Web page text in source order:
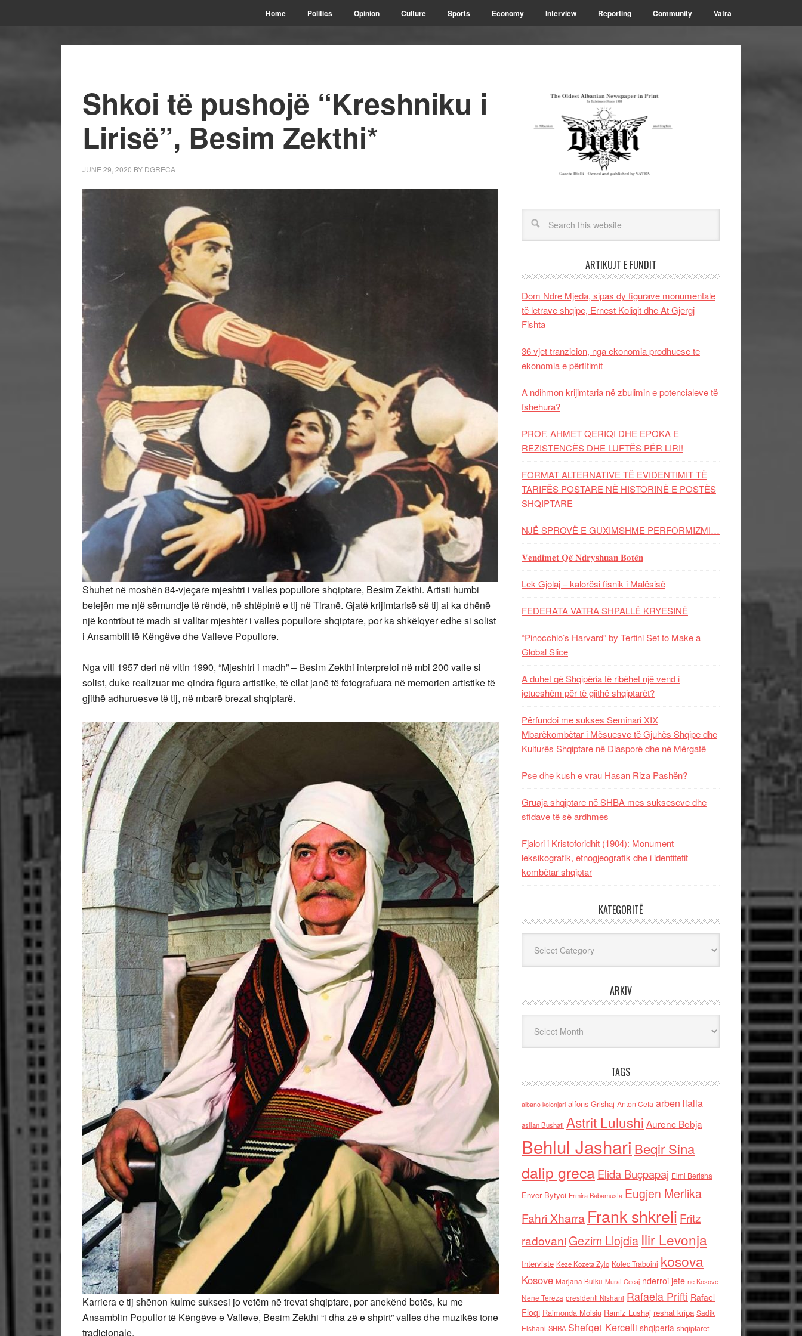
Home Politics Opinion Culture Sports Economy Interview Reporting Community Vatra
Shkoi të pushojë “Kreshniku i
Lirisë”, Besim Zekthi*
JUNE 29, 2020 BY DGRECA
Shuhet në moshën 84-vjeçare mjeshtri i valles popullore shqiptare, Besim Zekthi. Artisti humbi
betejën me një sëmundje të rëndë, në shtëpinë e tij në Tiranë. Gjatë krijimtarisë së tij ai ka dhënë
një kontribut të madh si valltar mjeshtër i valles popullore shqiptare, por ka shkëlqyer edhe si solist
i Ansamblit të Këngëve dhe Valleve Popullore.
Nga viti 1957 deri në vitin 1990, “Mjeshtri i madh” – Besim Zekthi interpretoi në mbi 200 valle si
solist, duke realizuar me qindra figura artistike, të cilat janë të fotografuara në memorien artistike të
gjithë adhuruesve të tij, në mbarë brezat shqiptarë.
Karriera e tij shënon kulme suksesi jo vetëm në trevat shqiptare, por anekënd botës, ku me
Ansamblin Popullor të Këngëve e Valleve, Besim Zekthi “i dha zë e shpirt” valles dhe muzikës tone
tradicionale.
ARTIKUJT E FUNDIT
Dom Ndre Mjeda, sipas dy figurave monumentale
të letrave shqipe, Ernest Koliqit dhe At Gjergj
Fishta
36 vjet tranzicion, nga ekonomia prodhuese te
ekonomia e përfitimit
A ndihmon krijimtaria në zbulimin e potencialeve të
fshehura?
PROF. AHMET QERIQI DHE EPOKA E
REZISTENCЁS DHE LUFTЁS PЁR LIRI!
FORMAT ALTERNATIVE TË EVIDENTIMIT TË
TARIFËS POSTARE NË HISTORINË E POSTËS
SHQIPTARE
NJË SPROVË E GUXIMSHME PERFORMIZMI…
𝐕𝐞𝐧𝐝𝐢𝐦𝐞𝐭 𝐐𝐞̈ 𝐍𝐝𝐫𝐲𝐬𝐡𝐮𝐚𝐧 𝐁𝐨𝐭𝐞̈𝐧
Lek Gjolaj – kalorësi fisnik i Malësisë
FEDERATA VATRA SHPALLË KRYESINË
“Pinocchio’s Harvard” by Tertini Set to Make a
Global Slice
A duhet që Shqipëria të ribëhet një vend i
jetueshëm për të gjithë shqiptarët?
Përfundoi me sukses Seminari XIX
Mbarëkombëtar i Mësuesve të Gjuhës Shqipe dhe
Kulturës Shqiptare në Diasporë dhe në Mërgatë
Pse dhe kush e vrau Hasan Riza Pashën?
Gruaja shqiptare në SHBA mes sukseseve dhe
sfidave të së ardhmes
Fjalori i Kristoforidhit (1904): Monument
leksikografik, etnogjeografik dhe i identitetit
kombëtar shqiptar
KATEGORITË
ARKIV
TAGS
albano kolonjari alfons Grishaj Anton Cefa arben llalla
asllan Bushati Astrit Lulushi Aurenc Bebja
Behlul Jashari Beqir Sina
dalip grecaElida Buçpapaj Elmi Berisha
Enver Bytyci Ermira Babamusta Eugjen Merlika
Fahri Xharra Frank shkreli Fritz
radovaniGezim Llojdia Ilir Levonja
Interviste Keze Kozeta Zylo Kolec Traboini kosova
Kosove Marjana Bulku Murat Gecaj nderroi jete ne Kosove
Nene Tereza presidenti Nishani Rafaela Prifti Rafael
Floqi Raimonda Moisiu Ramiz Lushaj reshat kripa Sadik
Elshani SHBA Shefqet Kercelli shqiperia shqiptaret